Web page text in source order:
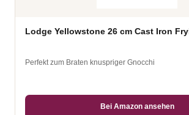
Lodge Yellowstone 26 cm Cast Iron
Perfekt zum Braten knuspriger Gnocchi
Bei Amazon ansehen